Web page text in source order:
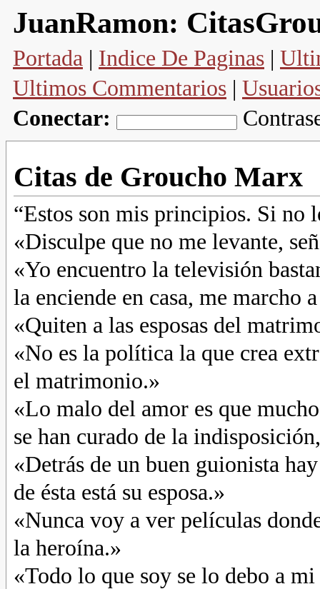
JuanRamon:
Portada | Indice De Paginas |
Ultimos Commentarios |
Conectar:
Citas de Groucho Marx
“Estos son mis principios. Si no
«Disculpe que no me levante,
«Yo encuentro la televisión
la enciende en casa, me
«Quiten a las esposas del
«No es la política la que crea
el matrimonio.»
«Lo malo del amor es que
se han curado de la
«Detrás de un buen guionista
de ésta está su esposa.»
«Nunca voy a ver películas
la heroína.»
«Todo lo que soy se lo debo a